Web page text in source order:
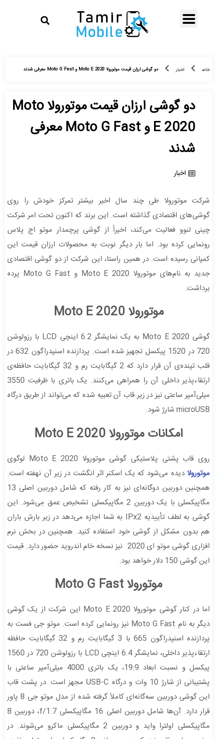
خانه اخبار دو گوشی ارزان قیمت موتورولا Moto E 2020 و Moto G Fast معرفی شدند
دو گوشی ارزان قیمت موتورولا Moto
E 2020 و Moto G Fast معرفی
شدند
اخبار
شرکت موتورولا طی چند سال اخیر بیشتر تمرکز خودش را روی
گوشی‌های اقتصادی گذاشته است. این برند که اکنون تحت امر شرکت
چینی لنوو فعالیت می‌کند، اخیراً از گوشی پرچمدار موتو اج پلاس
رونمایی کرده بود. اما بار دیگر نوبت به محصولات ارزان قیمت این
کمپانی رسیده است. در همین راستا، این شرکت از دو گوشی اقتصادی
جدید به نام‌های موتورولا Moto E 2020 و Moto G Fast پرده
برداشت.
موتورولا Moto E 2020
گوشی Moto E 2020 به یک نمایشگر 6.2 اینچی LCD با رزولوشن
720 در 1520 پیکسل تجهیز شده است. پردازنده اسنپدراگون 632 در
قلب تپنده‌ی آن قرار دارد که 2 گیگابایت رم و 32 گیگابایت حافظه‌ی
ارتقاء‌پذیر داخلی آن را همراهی می‌کنند. یک باتری با ظرفیت 3550
میلی‌آمپر ساعتی نیز در زیر قاب آن تعبیه شده که می‌تواند از طریق درگاه
microUSB شارژ شود.
امکانات موتورولا Moto E 2020
روی قاب پشتی پلاستیکی گوشی موتورولا Moto E 2020 لوگوی
موتورولا دیده می‌شود که یک اسکنر اثر انگشت در زیر آن نهفته است.
همچنین دوربین دوگانه‌ای نیز به کار رفته که شامل دوربین اصلی 13
مگاپیکسلی با یک دوربین 2 مگاپیکسلی تشخیص عمق مِی‌شود. این
گوشی به لطف تأییدیه IPx2 به شما اجازه می‌دهد در زیر بارش باران
هم بدون مشکل از گوشی خود استفاده کنید. همچنین در بخش نرم
افزاری گوشی موتو ای 2020 نیز نسخه خام اندروید حضور دارد. قیمت
این گوشی 150 دلار خواهد بود.
موتورولا Moto G Fast
اما در کنار گوشی موتورولا Moto E 2020 این شرکت از یک گوشی
دیگر به نام Moto G Fast نیز رونمایی کرده است. موتو جی فست به
پردازنده اسنپدراگون 665 با 3 گیگابایت رم و 32 گیگابایت حافظه
ارتقاء‌پذیر داخلی، نمایشگر 6.4 اینچی LCD با رزولوشن 720 در 1560
پیکسل و نسبت ابعاد 19:9، یک باتری 4000 میلی‌آمپر ساعتی با
پشتیبانی از شارژ 10 وات و درگاه USB-C مجهز است. در پشت قاب
این گوشی دوربین سه‌گانه‌ای کاملاً گرفته شده از مدل موتو جی 8 پاور
قرار دارد. آن‌ها شامل دوربین اصلی 16 مگاپیکسلی f/1.7، دوربین 8
مگاپیکسلی اولترا واید و دوربین 2 مگاپیکسلی ماکرو می‌شوند. در